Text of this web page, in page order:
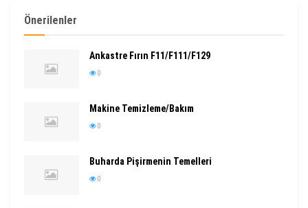
Önerilenler
Ankastre Fırın F11/F111/F129
0
Makine Temizleme/Bakım
0
Buharda Pişirmenin Temelleri
0